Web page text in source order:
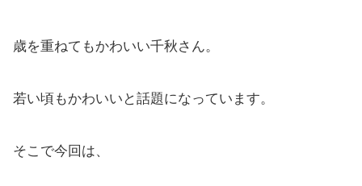
歳を重ねてもかわいい千秋さん。
若い頃もかわいいと話題になっています。
そこで今回は、